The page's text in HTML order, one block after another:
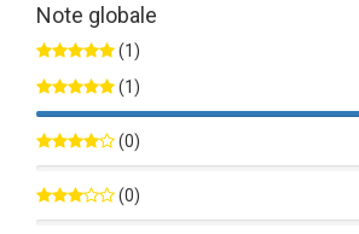
Note globale
(1)
(1)
100%
(0)
(0)